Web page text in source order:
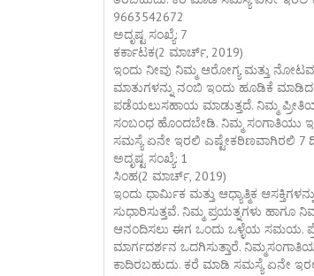
9663542672
ಅದೃಷ್ಟ ಸಂಖ್ಯೆ: 7
ಕರ್ಕಾಟಕ(2 ಮಾರ್ಚ್, 2019)
ಇಂದು ನೀವು ನಿಮ್ಮ ಆರೋಗ್ಯ ಮತ್ತು
ಮಾತುಗಳನ್ನು ನಂಬಿ ಇಂದು ಹೂಡಿಕೆ
ಪಡೆಯಲುಸಹಾಯ ಮಾಡುತ್ತದೆ. ನಿಮ್ಮ
ಸಂಬಂಧ ಹೊಂದಬೇಡಿ. ನಿಮ್ಮ ಸಂಗಾತಿಯು
ಸಮಸ್ಯೆ ಏನೇ ಇರಲಿ ಎಷ್ಟೇಕಠಿಣವಾಗಿರಲಿ 7
ಅದೃಷ್ಟ ಸಂಖ್ಯೆ: 1
ಸಿಂಹ(2 ಮಾರ್ಚ್, 2019)
ಇಂದು ಧಾರ್ಮಿಕ ಮತ್ತು ಆಧ್ಯಾತ್ಮಿಕ
ಸುಧಾರಿಸುತ್ತವೆ. ನಿಮ್ಮ ಪ್ರಯತ್ನಗಳು
ಆನಂದಿಸಲು ಈಗ ಒಂದು ಒಳ್ಳೆಯ ಸಮಯ.
ಮಾರ್ಗದರ್ಶನ ಒದಗಿಸುತ್ತಾರೆ.
ಕಾದಿರಬಹುದು. ಕರೆ ಮಾಡಿ ಸಮಸ್ಯೆ ಏನೇ